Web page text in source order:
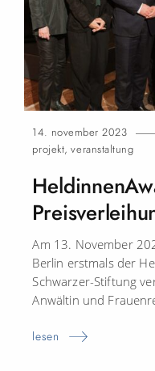
14. november 2023
projekt,veranstaltung
Am 13. November
Berlin erstmals der
Schwarzer-Stiftung
Anwältin und
lesen